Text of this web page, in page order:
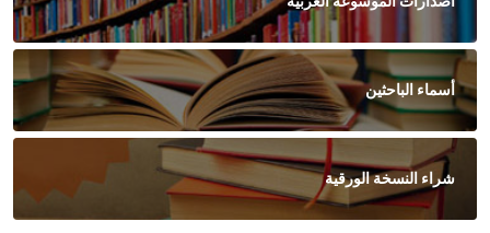
أسماء الباحثين
شراء النسخة الورقية